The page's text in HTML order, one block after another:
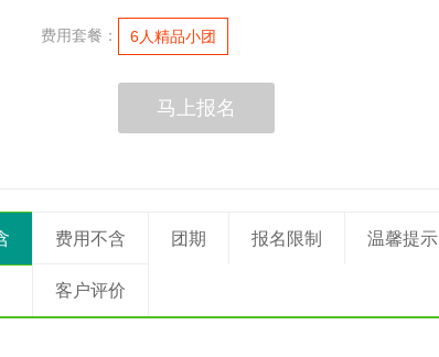
费用套餐： 6人精品小团
马上报名
费用不含 团期 报名限制 温馨提示
客户评价